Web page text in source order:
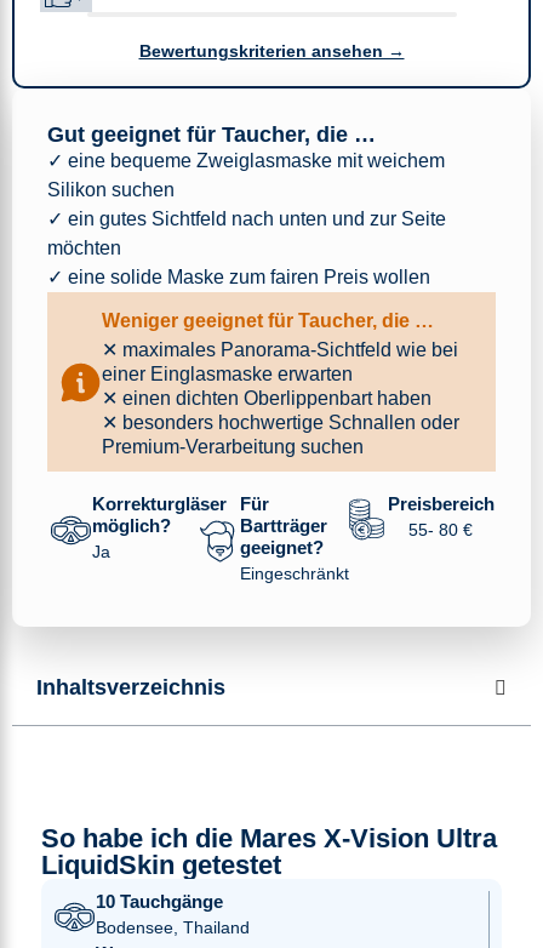
Bewertungskriterien ansehen →
Gut geeignet für Taucher, die …
✓ eine bequeme Zweiglasmaske mit weichem
Silikon suchen
✓ ein gutes Sichtfeld nach unten und zur Seite
möchten
✓ eine solide Maske zum fairen Preis wollen
Weniger geeignet für Taucher, die …
✕ maximales Panorama-Sichtfeld wie bei
einer Einglasmaske erwarten
✕ einen dichten Oberlippenbart haben
✕ besonders hochwertige Schnallen oder
Premium-Verarbeitung suchen
Korrekturgläser
möglich?
Ja
Für
Bartträger
geeignet?
Eingeschränkt
Preisbereich
55- 80 €
Inhaltsverzeichnis
So habe ich die Mares X-Vision Ultra
LiquidSkin getestet
10 Tauchgänge
Bodensee, Thailand